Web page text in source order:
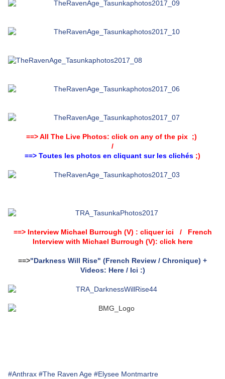
==> All The Live Photos: click on any of the pix ;)
/
==> Toutes les photos en cliquant sur les clichés ;)
==> Interview Michael Burrough (V) : cliquer ici / French
Interview with Michael Burrough (V): click here
==>"Darkness Will Rise" (French Review / Chronique) +
Videos: Here / Ici :)
#Anthrax #The Raven Age #Elysee Montmartre